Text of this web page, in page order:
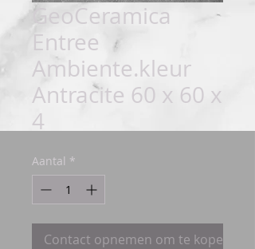
GeoCeramica
Entree
Ambiente.kleur
Antracite 60 x 60 x
4
Aantal *
Contact opnemen om te kopen